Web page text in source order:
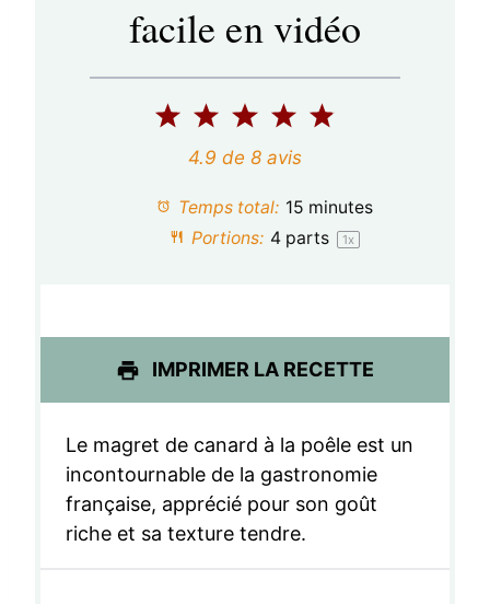
facile en vidéo
5
t
o
e
s
4
é
t
o
e
s
3
é
t
o
e
s
2
é
t
o
e
s
1
é
t
o
e
4.9 de 8 avis
Temps total: 15 minutes
Portions: 4parts 1x
IMPRIMER LA RECETTE
Le magret de canard à la poêle est un
incontournable de la gastronomie
française, apprécié pour son goût
riche et sa texture tendre.